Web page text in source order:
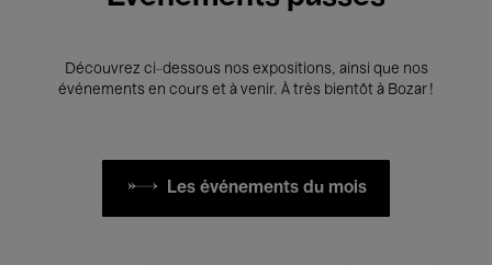
Découvrez ci-dessous nos expositions, ainsi que nos
événements en cours et à venir. À très bientôt à Bozar !
Les événements du mois